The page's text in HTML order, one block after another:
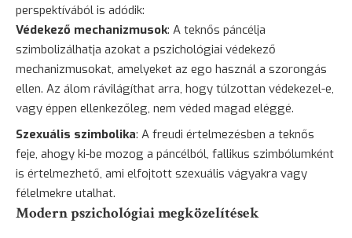
perspektívából is adódik:
Védekező mechanizmusok: A teknős páncélja
szimbolizálhatja azokat a pszichológiai védekező
mechanizmusokat, amelyeket az ego használ a szorongás
ellen. Az álom rávilágíthat arra, hogy túlzottan védekezel-e,
vagy éppen ellenkezőleg, nem véded magad eléggé.
Szexuális szimbolika: A freudi értelmezésben a teknős
feje, ahogy ki-be mozog a páncélból, fallikus szimbólumként
is értelmezhető, ami elfojtott szexuális vágyakra vagy
félelmekre utalhat.
Modern pszichológiai megközelítések